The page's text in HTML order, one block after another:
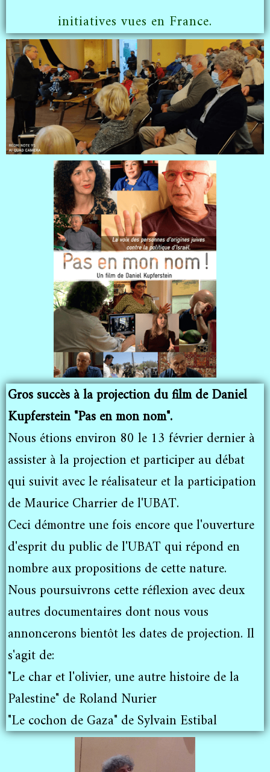
initiatives vues en France.
Gros succès à la projection du film de Daniel
Kupferstein "Pas en mon nom".
Nous étions environ 80 le 13 février dernier à
assister à la projection et participer au débat
qui suivit avec le réalisateur et la participation
de Maurice Charrier de l'UBAT.
Ceci démontre une fois encore que l'ouverture
d'esprit du public de l'UBAT qui répond en
nombre aux propositions de cette nature.
Nous poursuivrons cette réflexion avec deux
autres documentaires dont nous vous
annoncerons bientôt les dates de projection. Il
s'agit de:
"Le char et l'olivier, une autre histoire de la
Palestine" de Roland Nurier
"Le cochon de Gaza" de Sylvain Estibal